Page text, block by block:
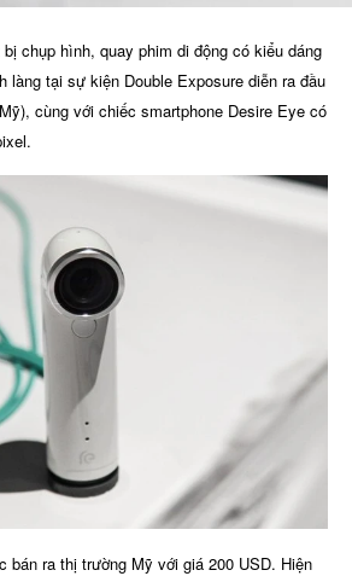
chụp hình, quay phim di động có kiểu dáng
làng tại sự kiện Double Exposure diễn ra đầu
cùng với chiếc smartphone Desire Eye có
bán ra thị trường Mỹ với giá 200 USD. Hiện